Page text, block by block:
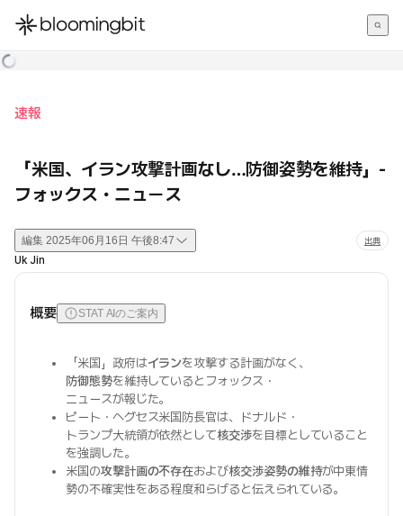
한국어
速報
「米国、イラン攻撃計画なし…防御姿勢を維持」-
フォックス・ニュース
編集 2025年06月16日 午後8:47 出典
Uk Jin
概要 STAT AIのご案内
「米国」政府はイランを攻撃する計画がなく、
防御態勢を維持しているとフォックス・
ニュースが報じた。
ピート・ヘグセス米国防長官は、ドナルド・
トランプ大統領が依然として核交渉を目標としていること
を強調した。
米国の攻撃計画の不存在および核交渉姿勢の維持が中東情
勢の不確実性をある程度和らげると伝えられている。